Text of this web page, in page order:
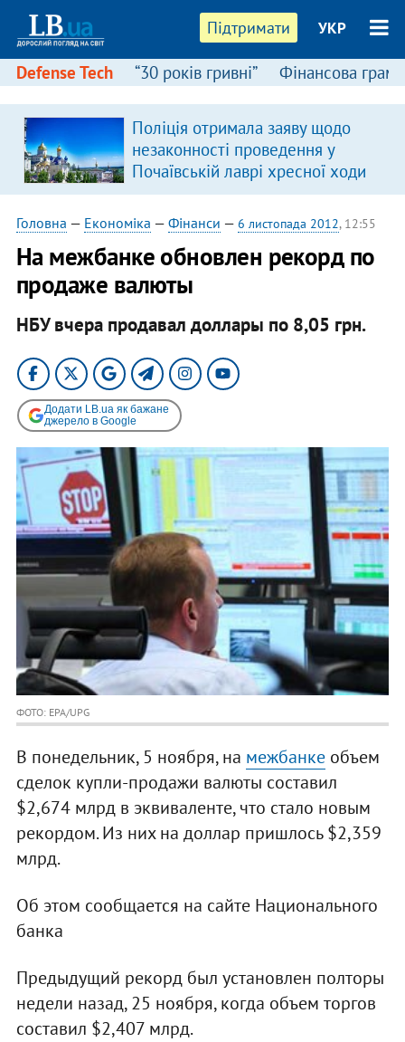
Підтримати УКР
Defense Tech “30 років гривні” Фінансова
Поліція отримала заяву щодо
незаконності проведення у
Почаївській лаврі хресної ходи
Головна — Економіка — Фінанси — 6 листопада 2012, 12:55
На межбанке обновлен рекорд по
продаже валюты
НБУ вчера продавал доллары по 8,05 грн.
Додати LB.ua як бажане
джерело в Google
ФОТО: EPA/UPG
В понедельник, 5 ноября, на межбанкеобъем
сделок купли-продажи валюты составил
$2,674 млрд в эквиваленте, что стало новым
рекордом. Из них на доллар пришлось $2,359
млрд.
Об этом сообщается на сайте Национального
банка
Предыдущий рекорд был установлен полторы
недели назад, 25 ноября, когда объем торгов
составил $2,407 млрд.